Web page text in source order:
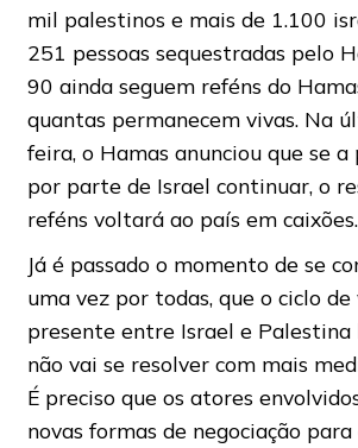
mil palestinos e mais de 1.100
251 pessoas sequestradas pelo
90 ainda seguem reféns do
quantas permanecem vivas. Na
feira, o Hamas anunciou que se
por parte de Israel continuar, o
reféns voltará ao país em caixões.
Já é passado o momento de se
uma vez por todas, que o ciclo
presente entre Israel e Palestina
não vai se resolver com mais
É preciso que os atores
novas formas de negociação